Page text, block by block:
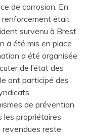
de corrosion. En
renforcement était
survenu à Brest
a été mis en place
a été organisée
de l’état des
ont participé des
de prévention.
les propriétaires
revendues reste